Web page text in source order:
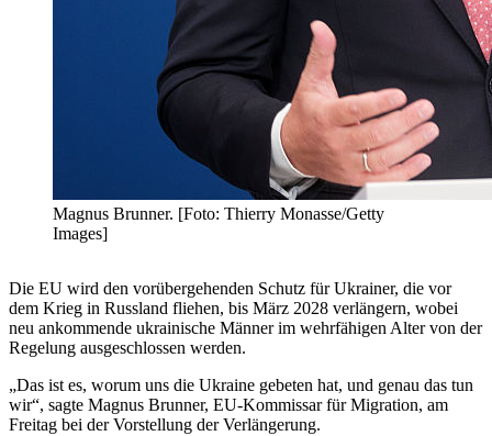
Magnus Brunner. [Foto: Thierry Monasse/Getty
Images]
Die EU wird den vorübergehenden Schutz für Ukrainer, die vor
dem Krieg in Russland fliehen, bis März 2028 verlängern, wobei
neu ankommende ukrainische Männer im wehrfähigen Alter von der
Regelung ausgeschlossen werden.
„Das ist es, worum uns die Ukraine gebeten hat, und genau das tun
wir“, sagte Magnus Brunner, EU-Kommissar für Migration, am
Freitag bei der Vorstellung der Verlängerung.